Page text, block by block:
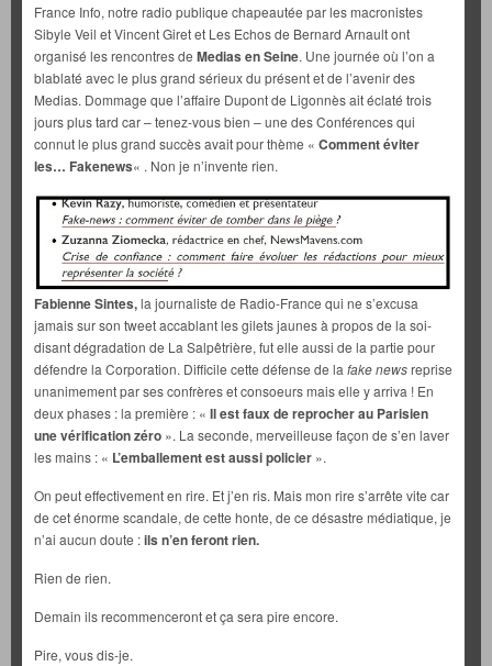
France Info, notre radio publique chapeautée par les macronistes
Sibyle Veil et Vincent Giret et Les Echos de Bernard Arnault ont
organisé les rencontres de Medias en Seine. Une journée où l’on a
blablaté avec le plus grand sérieux du présent et de l’avenir des
Medias. Dommage que l’affaire Dupont de Ligonnès ait éclaté trois
jours plus tard car – tenez-vous bien – une des Conférences qui
connut le plus grand succès avait pour thème « Comment éviter
les… Fakenews« . Non je n’invente rien.
Fabienne Sintes,la journaliste de Radio-France qui ne s’excusa
jamais sur son tweet accablant les gilets jaunes à propos de la soi-
disant dégradation de La Salpêtrière, fut elle aussi de la partie pour
défendre la Corporation. Difficile cette défense de la fake newsreprise
unanimement par ses confrères et consoeurs mais elle y arriva ! En
deux phases : la première : « Il est faux de reprocher au Parisien
une vérification zéro ». La seconde, merveilleuse façon de s’en laver
les mains : « L’emballement est aussi policier ».
On peut effectivement en rire. Et j’en ris. Mais mon rire s’arrête vite car
de cet énorme scandale, de cette honte, de ce désastre médiatique, je
n’ai aucun doute :ils n’en feront rien.
Rien de rien.
Demain ils recommenceront et ça sera pire encore.
Pire, vous dis-je.